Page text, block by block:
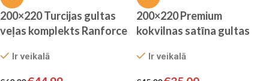
200×220 Turcijas gultas
veļas komplekts Ranforce
Ir veikalā
200×220 Premium
kokvilnas satīna gultas
palagu ar gumiju – Filow
(Pērļu pelēks)
Ir veikalā